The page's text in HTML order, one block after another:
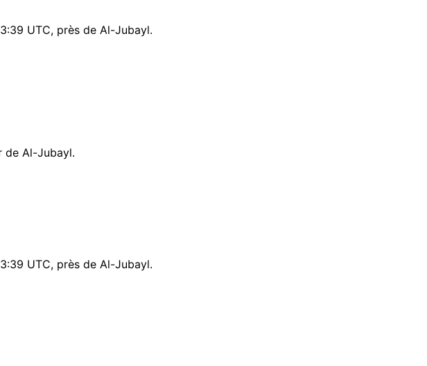
UTC, près de Al-Jubayl.
de Al-Jubayl.
UTC, près de Al-Jubayl.